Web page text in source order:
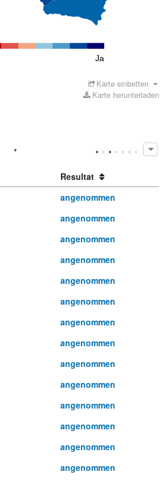
Ja
Karte einbetten
Karte herunterladen
Resultat
angenommen
angenommen
angenommen
angenommen
angenommen
angenommen
angenommen
angenommen
angenommen
angenommen
angenommen
angenommen
angenommen
angenommen